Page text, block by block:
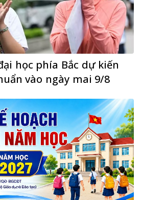
học phía Bắc dự kiến
vào ngày mai 9/8